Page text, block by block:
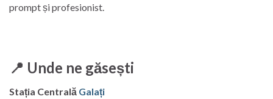
prompt și profesionist.
📍 Unde ne găsești
Stația Centrală Galați